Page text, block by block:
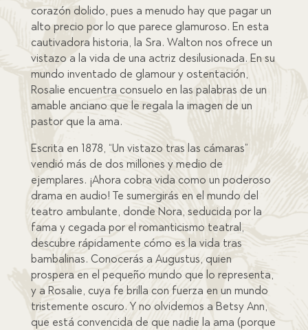
corazón dolido, pues a menudo hay que pagar un
alto precio por lo que parece glamuroso. En esta
cautivadora historia, la Sra. Walton nos ofrece un
vistazo a la vida de una actriz desilusionada. En su
mundo inventado de glamour y ostentación,
Rosalie encuentra consuelo en las palabras de un
amable anciano que le regala la imagen de un
pastor que la ama.
Escrita en 1878, “Un vistazo tras las cámaras”
vendió más de dos millones y medio de
ejemplares. ¡Ahora cobra vida como un poderoso
drama en audio! Te sumergirás en el mundo del
teatro ambulante, donde Nora, seducida por la
fama y cegada por el romanticismo teatral,
descubre rápidamente cómo es la vida tras
bambalinas. Conocerás a Augustus, quien
prospera en el pequeño mundo que lo representa,
y a Rosalie, cuya fe brilla con fuerza en un mundo
tristemente oscuro. Y no olvidemos a Betsy Ann,
que está convencida de que nadie la ama (porque